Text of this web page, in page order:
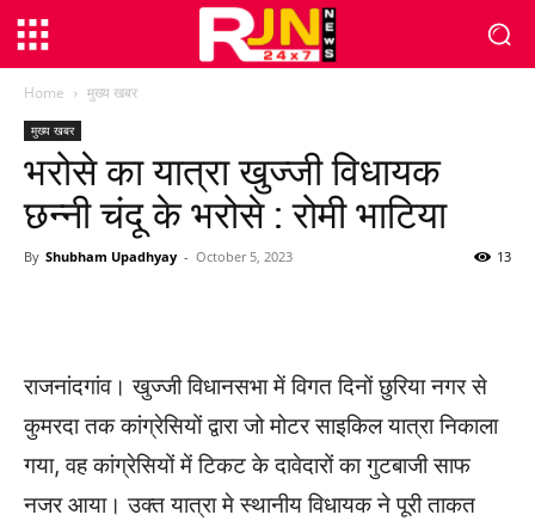
Home मुख्य खबर
मुख्य खबर
भरोसे का यात्रा खुज्जी विधायक
छन्नी चंदू के भरोसे : रोमी भाटिया
By Shubham Upadhyay - October 5, 2023 13
राजनांदगांव। खुज्जी विधानसभा में विगत दिनों छुरिया नगर से
कुमरदा तक कांग्रेसियों द्वारा जो मोटर साइकिल यात्रा निकाला
गया, वह कांग्रेसियों में टिकट के दावेदारों का गुटबाजी साफ
नजर आया। उक्त यात्रा मे स्थानीय विधायक ने पूरी ताकत